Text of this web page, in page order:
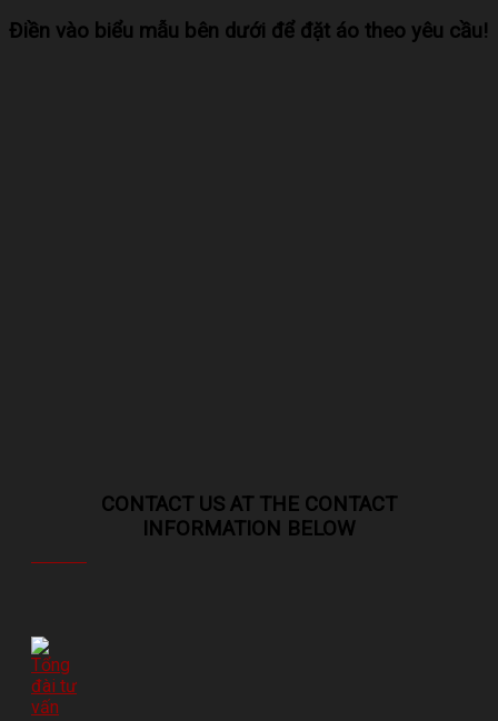
Điền vào biểu mẫu bên dưới để đặt áo theo yêu cầu!
CONTACT US AT THE CONTACT
INFORMATION BELOW